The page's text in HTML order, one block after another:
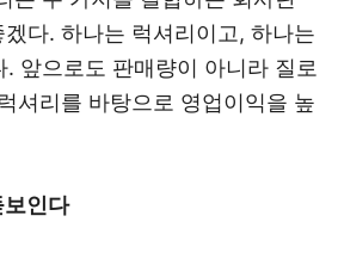
다. 하나는 럭셔리이고, 하나는
. 앞으로도 판매량이 아니라 질로
셔리를 바탕으로 영업이익을 높
인다